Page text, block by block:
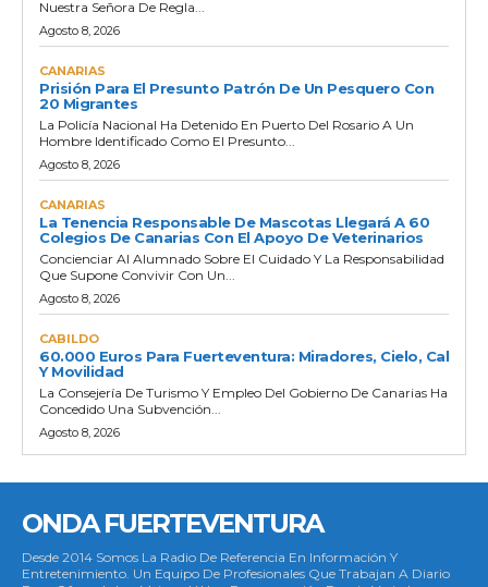
Nuestra Señora De Regla...
Agosto 8, 2026
CANARIAS
Prisión Para El Presunto Patrón De Un Pesquero Con
20 Migrantes
La Policía Nacional Ha Detenido En Puerto Del Rosario A Un
Hombre Identificado Como El Presunto...
Agosto 8, 2026
CANARIAS
La Tenencia Responsable De Mascotas Llegará A 60
Colegios De Canarias Con El Apoyo De Veterinarios
Concienciar Al Alumnado Sobre El Cuidado Y La Responsabilidad
Que Supone Convivir Con Un...
Agosto 8, 2026
CABILDO
60.000 Euros Para Fuerteventura: Miradores, Cielo, Cal
Y Movilidad
La Consejería De Turismo Y Empleo Del Gobierno De Canarias Ha
Concedido Una Subvención...
Agosto 8, 2026
ONDA FUERTEVENTURA
Desde 2014 Somos La Radio De Referencia En Información Y
Entretenimiento. Un Equipo De Profesionales Que Trabajan A Diario